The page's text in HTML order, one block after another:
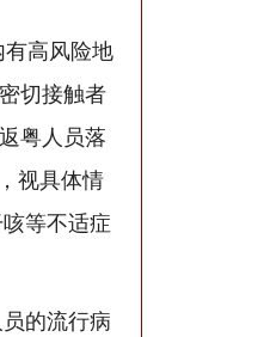
高风险地
切接触者
粤人员落
视具体情
等不适症
的流行病